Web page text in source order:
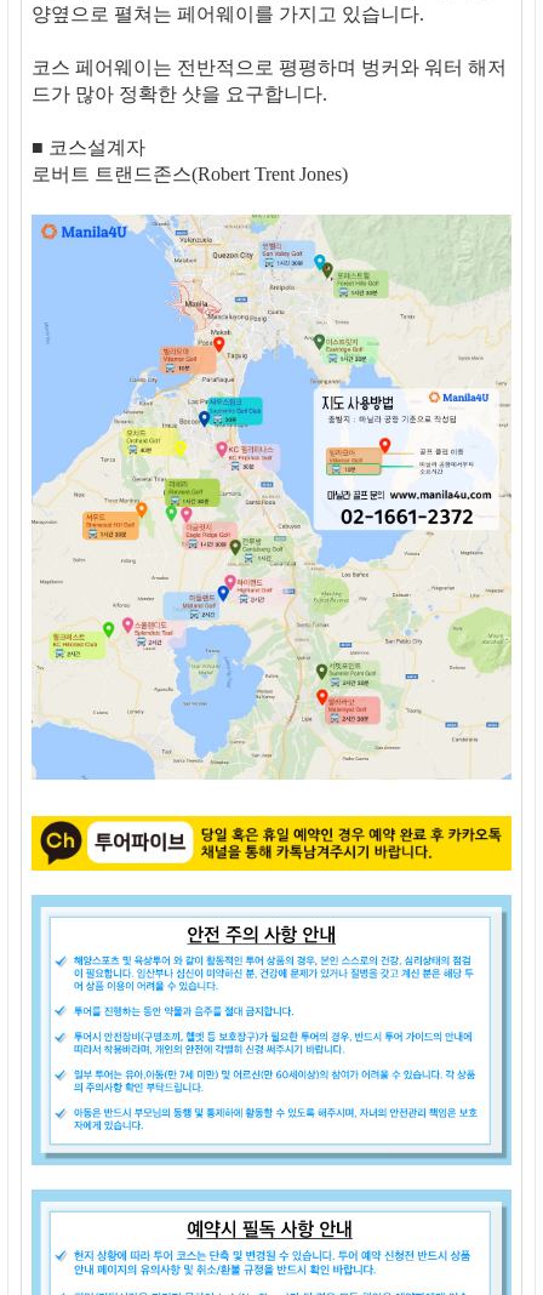
양옆으로 펼쳐는 페어웨이를 가지고 있습니다.
코스 페어웨이는 전반적으로 평평하며 벙커와 워터 해저
드가 많아 정확한 샷을 요구합니다.
■ 코스설계자
로버트 트랜드존스(Robert Trent Jones)